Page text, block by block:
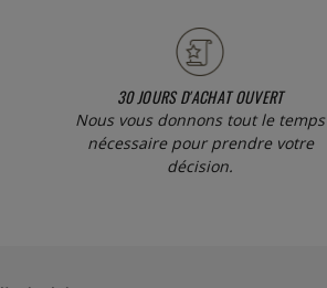
30 JOURS D'ACHAT OUVERT
Nous vous donnons tout le temps
nécessaire pour prendre votre
décision.